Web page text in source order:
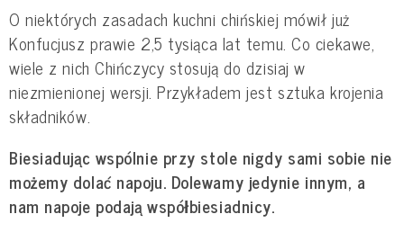
O niektórych zasadach kuchni chińskiej mówił już
Konfucjusz prawie 2,5 tysiąca lat temu. Co ciekawe,
wiele z nich Chińczycy stosują do dzisiaj w
niezmienionej wersji. Przykładem jest sztuka krojenia
składników.
Biesiadując wspólnie przy stole nigdy sami sobie nie
możemy dolać napoju. Dolewamy jedynie innym, a
nam napoje podają współbiesiadnicy.